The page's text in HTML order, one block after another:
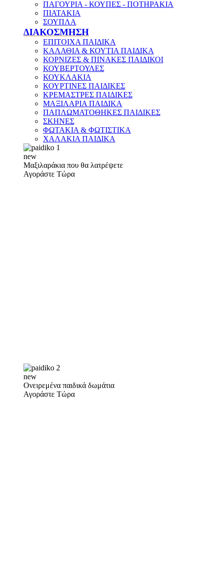
ΠΑΓΟΥΡΙΑ - ΚΟΥΠΕΣ - ΠΟΤΗΡΑΚΙΑ
ΠΙΑΤΑΚΙΑ
ΣΟΥΠΛΑ
ΔΙΑΚΟΣΜΗΣΗ
ΕΠΙΤΟΙΧΑ ΠΑΙΔΙΚΑ
ΚΑΛΑΘΙΑ & ΚΟΥΤΙΑ ΠΑΙΔΙΚΑ
ΚΟΡΝΙΖΕΣ & ΠΙΝΑΚΕΣ ΠΑΙΔΙΚΟΙ
ΚΟΥΒΕΡΤΟΥΛΕΣ
ΚΟΥΚΛΑΚΙΑ
ΚΟΥΡΤΙΝΕΣ ΠΑΙΔΙΚΕΣ
ΚΡΕΜΑΣΤΡΕΣ ΠΑΙΔΙΚΕΣ
ΜΑΞΙΛΑΡΙΑ ΠΑΙΔΙΚΑ
ΠΑΠΛΩΜΑΤΟΘΗΚΕΣ ΠΑΙΔΙΚΕΣ
ΣΚΗΝΕΣ
ΦΩΤΑΚΙΑ & ΦΩΤΙΣΤΙΚΑ
ΧΑΛΑΚΙΑ ΠΑΙΔΙΚΑ
new
Μαξιλαράκια που θα λατρέψετε
Αγοράστε Τώρα
new
Ονειρεμένα παιδικά δωμάτια
Αγοράστε Τώρα